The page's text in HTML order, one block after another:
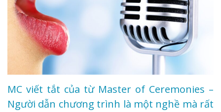
MC viết tắt của từ Master of Ceremonies –
Người dẫn chương trình là một nghề mà rất